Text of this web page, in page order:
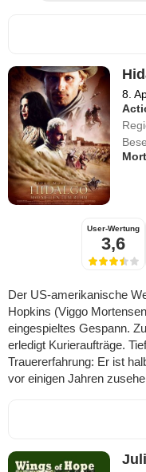
8.
User-Wertung
3,6
Der US-amerikanische
Hopkins (Viggo
eingespieltes Gespann.
erledigt Kurieraufträge.
Trauererfahrung: Er ist
vor einigen Jahren